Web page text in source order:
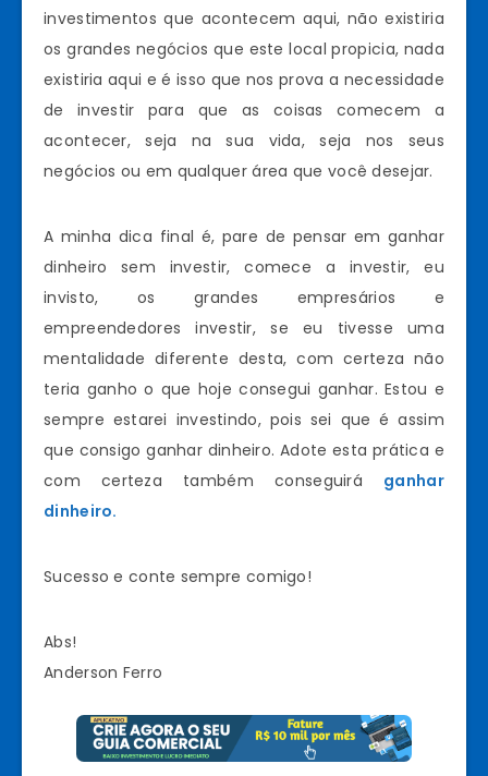
investimentos que acontecem aqui, não existiria
os grandes negócios que este local propicia, nada
existiria aqui e é isso que nos prova a necessidade
de investir para que as coisas comecem a
acontecer, seja na sua vida, seja nos seus
negócios ou em qualquer área que você desejar.
A minha dica final é, pare de pensar em ganhar
dinheiro sem investir, comece a investir, eu
invisto, os grandes empresários e
empreendedores investir, se eu tivesse uma
mentalidade diferente desta, com certeza não
teria ganho o que hoje consegui ganhar. Estou e
sempre estarei investindo, pois sei que é assim
que consigo ganhar dinheiro. Adote esta prática e
com certeza também conseguirá ganhar
dinheiro.
Sucesso e conte sempre comigo!
Abs!
Anderson Ferro